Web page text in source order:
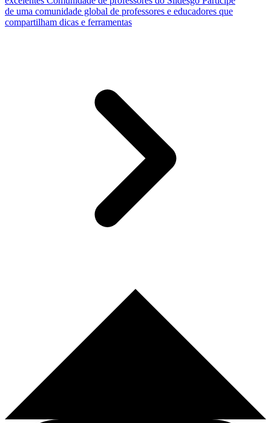
de uma comunidade global de professores e educadores que
compartilham dicas e ferramentas